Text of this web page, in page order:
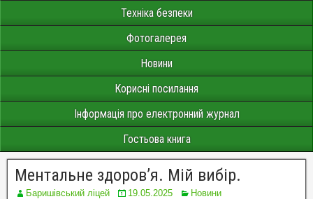
Техніка безпеки
Фотогалерея
Новини
Корисні посилання
Інформація про електронний журнал
Гостьова книга
Ментальне здоров’я. Мій вибір.
Баришівський ліцей 19.05.2025 Новини